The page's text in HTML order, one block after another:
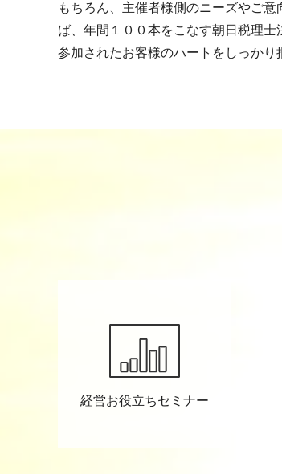
もちろん、主催者様側のニーズやご
ば、年間１００本をこなす朝日税理
参加されたお客様のハートをしっかり
経営お役立ちセミナー